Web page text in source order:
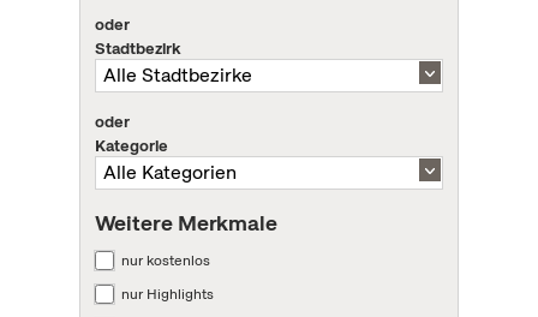
oder
Stadtbezirk
oder
Kategorie
Weitere Merkmale
nur kostenlos
nur Highlights